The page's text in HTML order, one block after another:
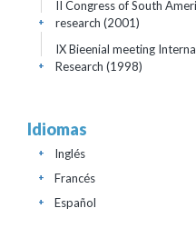
II Congress of South
research (2001)
+
IX Bieenial meeting
Research (1998)
+
Idiomas
Inglés
+
Francés
+
Español
+